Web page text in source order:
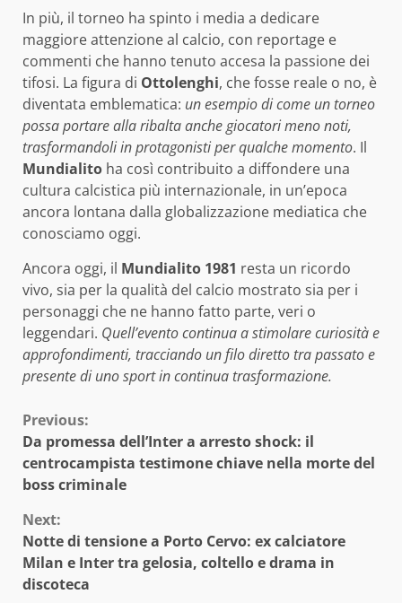
In più, il torneo ha spinto i media a dedicare
maggiore attenzione al calcio, con reportage e
commenti che hanno tenuto accesa la passione dei
tifosi. La figura di Ottolenghi, che fosse reale o no, è
diventata emblematica: un esempio di come un torneo
possa portare alla ribalta anche giocatori meno noti,
trasformandoli in protagonisti per qualche momento. Il
Mundialito ha così contribuito a diffondere una
cultura calcistica più internazionale, in un’epoca
ancora lontana dalla globalizzazione mediatica che
conosciamo oggi.
Ancora oggi, il Mundialito 1981 resta un ricordo
vivo, sia per la qualità del calcio mostrato sia per i
personaggi che ne hanno fatto parte, veri o
leggendari. Quell’evento continua a stimolare curiosità e
approfondimenti, tracciando un filo diretto tra passato e
presente di uno sport in continua trasformazione.
Continue
Reading
Previous:
Da promessa dell’Inter a arresto shock: il
centrocampista testimone chiave nella morte del
boss criminale
Next:
Notte di tensione a Porto Cervo: ex calciatore
Milan e Inter tra gelosia, coltello e drama in
discoteca